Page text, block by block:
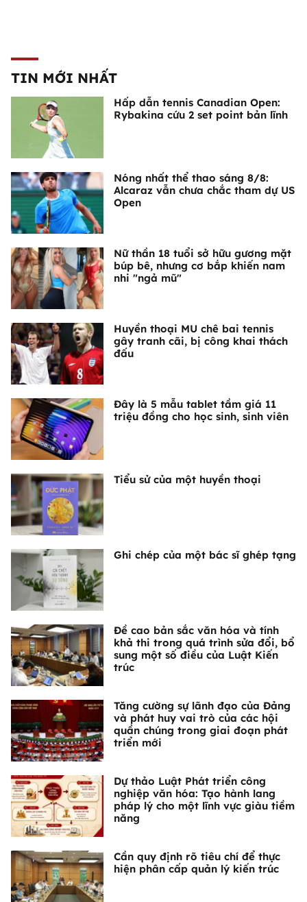
TIN MỚI NHẤT
Hấp dẫn tennis Canadian Open:
Rybakina cứu 2 set point bản lĩnh
Nóng nhất thể thao sáng 8/8:
Alcaraz vẫn chưa chắc tham dự US
Open
Nữ thần 18 tuổi sở hữu gương mặt
búp bê, nhưng cơ bắp khiến nam
nhi "ngả mũ"
Huyền thoại MU chê bai tennis
gây tranh cãi, bị công khai thách
đấu
Đây là 5 mẫu tablet tầm giá 11
triệu đồng cho học sinh, sinh viên
Tiểu sử của một huyền thoại
Ghi chép của một bác sĩ ghép tạng
Đề cao bản sắc văn hóa và tính
khả thi trong quá trình sửa đổi, bổ
sung một số điều của Luật Kiến
trúc
Tăng cường sự lãnh đạo của Đảng
và phát huy vai trò của các hội
quần chúng trong giai đoạn phát
triển mới
Dự thảo Luật Phát triển công
nghiệp văn hóa: Tạo hành lang
pháp lý cho một lĩnh vực giàu tiềm
năng
Cần quy định rõ tiêu chí để thực
hiện phân cấp quản lý kiến trúc